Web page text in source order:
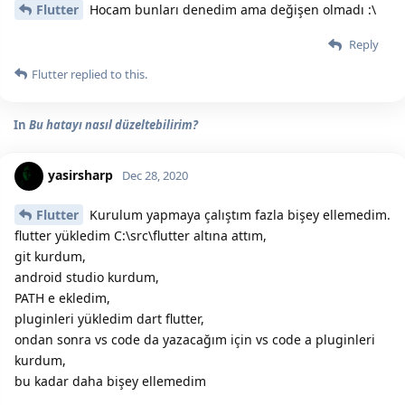
Flutter Hocam bunları denedim ama değişen olmadı :\
Reply
Flutter replied to this.
In Bu hatayı nasıl düzeltebilirim?
yasirsharp Dec 28, 2020
Flutter
Kurulum yapmaya çalıştım fazla bişey ellemedim.
flutter yükledim C:\src\flutter altına attım,
git kurdum,
android studio kurdum,
PATH e ekledim,
pluginleri yükledim dart flutter,
ondan sonra vs code da yazacağım için vs code a pluginleri
kurdum,
bu kadar daha bişey ellemedim